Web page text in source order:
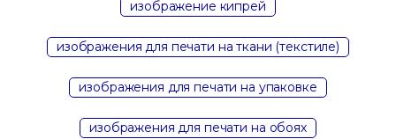
изображение кипрей
изображения для печати на ткани (текстиле)
изображения для печати на упаковке
изображения для печати на обоях